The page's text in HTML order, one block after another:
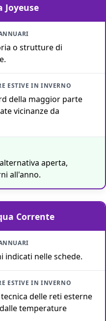
Inverno
estive in inverno
Truffières 3★
Joyeuse
o strutture di
della maggior parte
vicinanze da
aperta,
all'anno.
Corrente
indicati nelle schede.
delle reti esterne
temperature